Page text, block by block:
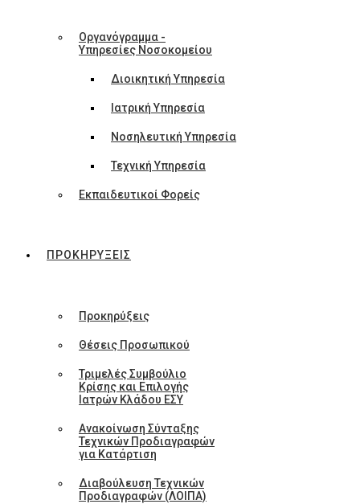
Οργανόγραμμα -
Υπηρεσίες Νοσοκομείου
Διοικητική Υπηρεσία
Ιατρική Υπηρεσία
Νοσηλευτική Υπηρεσία
Τεχνική Υπηρεσία
Εκπαιδευτικοί Φορείς
ΠΡΟΚΗΡΥΞΕΙΣ
Προκηρύξεις
Θέσεις Προσωπικού
Τριμελές Συμβούλιο
Κρίσης και Επιλογής
Ιατρών Κλάδου ΕΣΥ
Ανακοίνωση Σύνταξης
Τεχνικών Προδιαγραφών
για Κατάρτιση
Διαβούλευση Τεχνικών
Προδιαγραφών (ΛΟΙΠΑ)